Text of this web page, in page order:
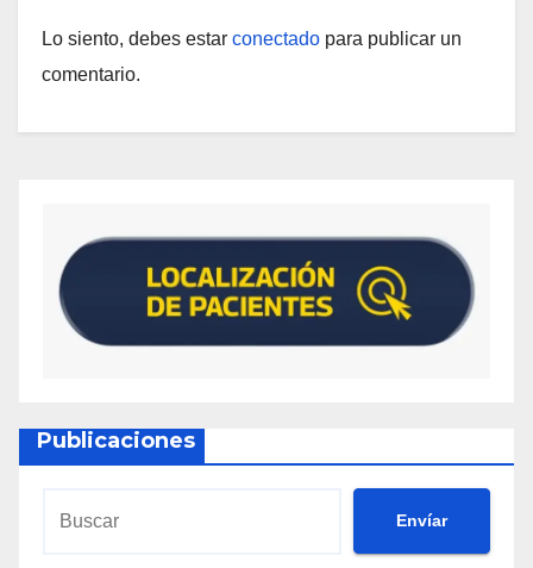
Lo siento, debes estar conectado para publicar un
comentario.
Publicaciones
Envíar